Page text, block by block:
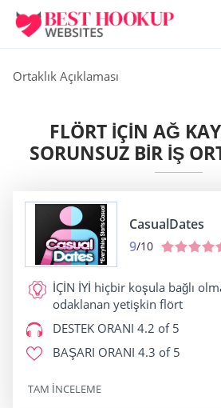
Ortaklık Açıklaması
FLÖRT IÇIN AĞ
SORUNSUZ BIR İŞ
CasualDates
9/10
İÇİN İYİ hiçbir koşula bağlı
odaklanan yetişkin flört
DESTEK ORANI 4.2 of 5
BAŞARI ORANI 4.3 of 5
TAM INCELEME